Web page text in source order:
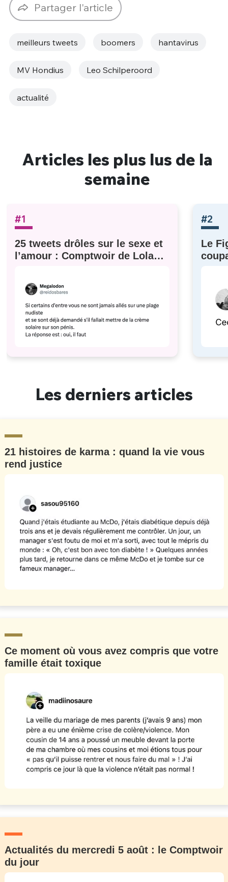
Partager l'article
meilleurs tweets boomers hantavirus
MV Hondius Leo Schilperoord
actualité
Articles les plus lus de la
semaine
#1
25 tweets drôles sur le sexe et
l’amour : Comptwoir de Lola
#2
Le
Les derniers articles
21 histoires de karma : quand la vie vous
rend justice
Ce moment où vous avez compris que votre
famille était toxique
Actualités du mercredi 5 août : le Comptwoir
du jour